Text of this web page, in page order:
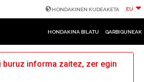
HONDAKINEN KUDEAKETA EU
HONDAKINA BILATU GARBIGUNEAK
buruz informa zaitez, zer egin